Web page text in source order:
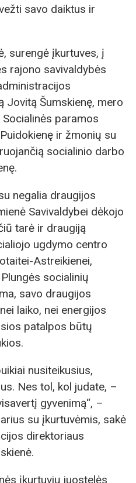
savo daiktus ir
surengė įkurtuves, į
rajono savivaldybės
Jovitą Šumskienę, mero
paramos
ir žmonių su
socialinio darbo
negalia draugijos
Savivaldybei dėkojo
tarė ir draugiją
ugdymo centro
Astreikienei,
socialinių
savo draugijos
laiko, nei energijos
patalpos būtų
nusiteikusius,
Nes tol, kol judate, –
gyvenimą“, –
su įkurtuvėmis, sakė
direktoriaus
įkurtuvių juostelės